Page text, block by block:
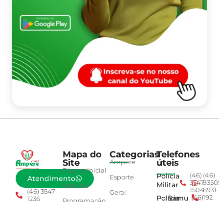
Atendimento
(46) 3547-
1236
Mapa do
Site
Página Inicial
Notícias
Categorias
Ampére
Esporte
Geral
Telefones
úteis
Polícia
Militar
(46)
3547-
1504
(46)
8931
Polícia
Samu (46)192